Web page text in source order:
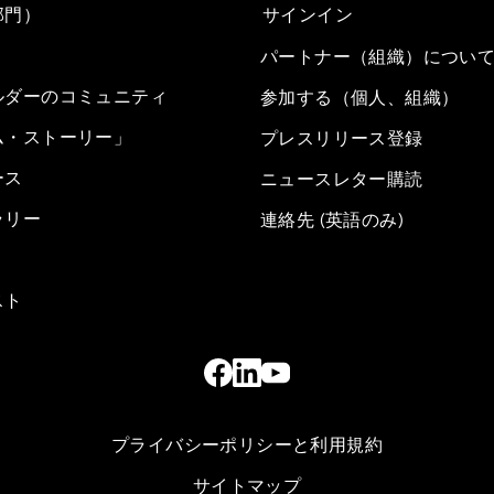
）
ーのコミュニティ
ストーリー」
リー
サインイン
パートナー（組織）につい
参加する（個人、組織）
プレスリリース登録
ニュースレター購読
連絡先 (英語のみ)
プライバシーポリシーと利用規約
サイトマップ